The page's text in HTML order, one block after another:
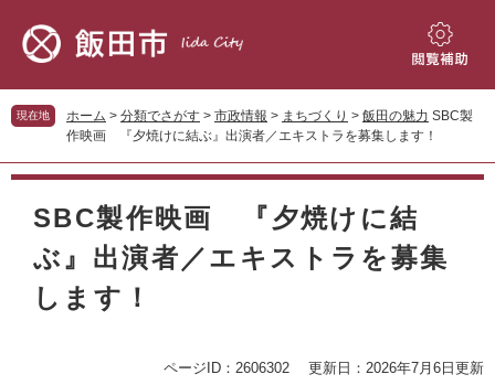
先
頭
す。
を
飛
し
閲
補
助
現在地 ホーム > 分類でさがす > 市政情報 > まちづくり > 飯田の魅力 SBC製
作映画 『夕焼けに結ぶ』出演者／エキストラを募集します！
本
SBC製作映画 『夕焼けに結
ぶ』出演者／エキストラを募集
します！
ページID：2606302 更新日：2026年7月6日更新